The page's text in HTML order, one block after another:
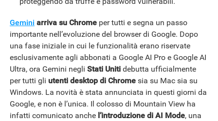
Gemini arriva su Chrome per tutti e segna un passo
importante nell’evoluzione del browser di Google. Dopo
una fase iniziale in cui le funzionalità erano riservate
esclusivamente agli abbonati a Google AI Pro e Google AI
Ultra, ora Gemini negli Stati Uniti debutta ufficialmente
per tutti gli utenti desktop di Chrome sia su Mac sia su
Windows. La novità è stata annunciata in questi giorni da
Google, e non è l’unica. Il colosso di Mountain View ha
infatti comunicato anche l’introduzione di AI Mode, una